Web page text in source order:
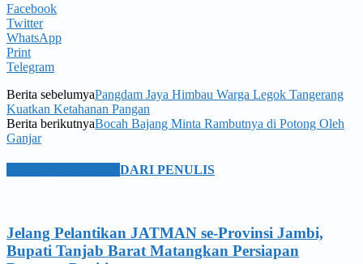
Facebook
Twitter
WhatsApp
Print
Telegram
Berita sebelumyaPangdam Jaya Himbau Warga Legok Tangerang
Kuatkan Ketahanan Pangan
Berita berikutnyaBocah Bajang Minta Rambutnya di Potong Oleh
Ganjar
DARI PENULIS
Jelang Pelantikan JATMAN se-Provinsi Jambi,
Bupati Tanjab Barat Matangkan Persiapan